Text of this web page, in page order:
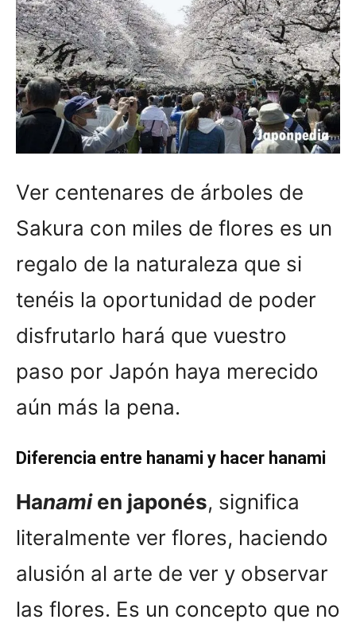
Ver centenares de árboles de
Sakura con miles de flores es un
regalo de la naturaleza que si
tenéis la oportunidad de poder
disfrutarlo hará que vuestro
paso por Japón haya merecido
aún más la pena.
Diferencia entre hanami y hacer hanami
Hanamien japonés, significa
literalmente ver flores, haciendo
alusión al arte de ver y observar
las flores. Es un concepto que no